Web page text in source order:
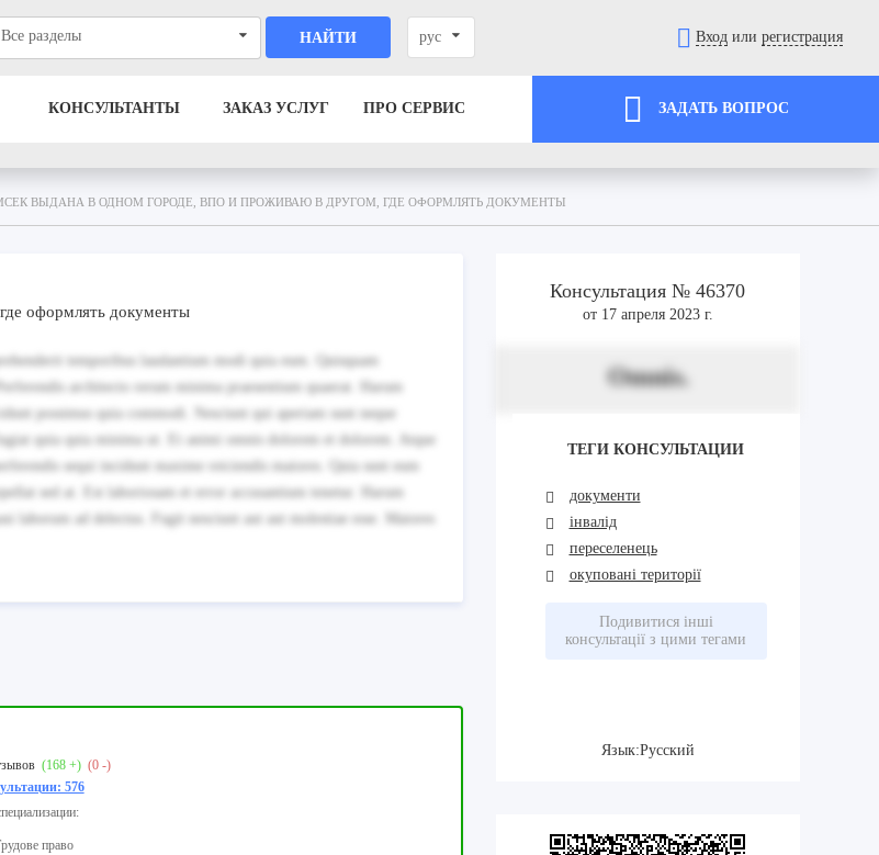
Все разделы НАЙТИ рус Вход или регистрация
КОНСУЛЬТАНТЫ ЗАКАЗ УСЛУГ ПРО СЕРВИС ЗАДАТЬ ВОПРОС
ВЫДАНА В ОДНОМ ГОРОДЕ, ВПО И ПРОЖИВАЮ В ДРУГОМ, ГДЕ ОФОРМЛЯТЬ ДОКУМЕНТЫ
оформлять документы
temporibus laudantium modi quia eum. Quisquam
architecto rerum minima praesentium quaerat. Harum
possimus quia commodi. Nesciunt qui aperiam sunt neque
quia quia minima ut. Et animi omnis dolorem et dolorem. Atque
sequi incidunt maxime reiciendis maiores. Quia sunt eum
sed at. Est laboriosam et error accusantium tenetur. Harum
ad delectus. Fugit nesciunt aut aut molestiae esse. Maiores
(168 +) (0 -)
576
право
Консультация № 46370
от 17 апреля 2023 г.
Omnis.
ТЕГИ КОНСУЛЬТАЦИИ
документи
інвалід
переселенець
окуповані території
Подивитися інші
консультації з цими тегами
Язык:Русский